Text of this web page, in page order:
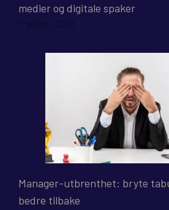
medier og digitale spaker
7. august 2026
Manager-utbrenthet: bryte
bedre tilbake